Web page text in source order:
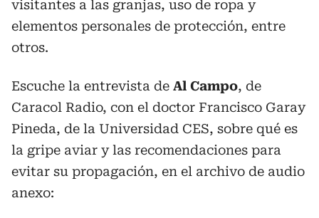
visitantes a las granjas, uso de ropa y
elementos personales de protección, entre
otros.
Escuche la entrevista de Al Campo, de
Caracol Radio, con el doctor Francisco Garay
Pineda, de la Universidad CES, sobre qué es
la gripe aviar y las recomendaciones para
evitar su propagación, en el archivo de audio
anexo: